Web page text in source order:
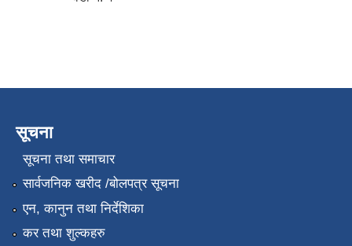
सूचना
सूचना तथा समाचार
सार्वजनिक खरीद /बोलपत्र सूचना
एन, कानुन तथा निर्देशिका
कर तथा शुल्कहरु